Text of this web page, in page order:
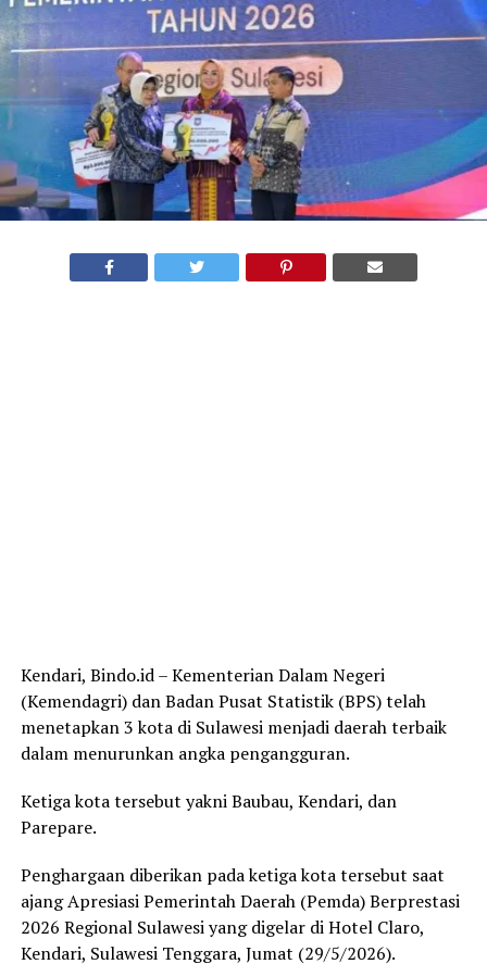
Kendari, Bindo.id – Kementerian Dalam Negeri
(Kemendagri) dan Badan Pusat Statistik (BPS) telah
menetapkan 3 kota di Sulawesi menjadi daerah terbaik
dalam menurunkan angka pengangguran.
Ketiga kota tersebut yakni Baubau, Kendari, dan
Parepare.
Penghargaan diberikan pada ketiga kota tersebut saat
ajang Apresiasi Pemerintah Daerah (Pemda) Berprestasi
2026 Regional Sulawesi yang digelar di Hotel Claro,
Kendari, Sulawesi Tenggara, Jumat (29/5/2026).